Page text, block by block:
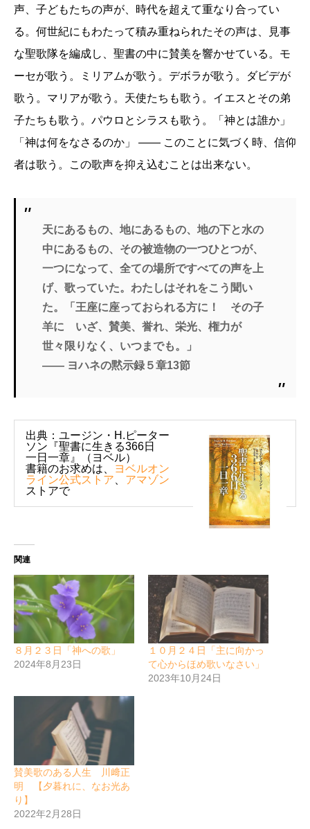
声、子どもたちの声が、時代を超えて重なり合ってい
る。何世紀にもわたって積み重ねられたその声は、見事
な聖歌隊を編成し、聖書の中に賛美を響かせている。モ
ーセが歌う。ミリアムが歌う。デボラが歌う。ダビデが
歌う。マリアが歌う。天使たちも歌う。イエスとその弟
子たちも歌う。パウロとシラスも歌う。「神とは誰か」
「神は何をなさるのか」 ―― このことに気づく時、信仰
者は歌う。この歌声を抑え込むことは出来ない。
天にあるもの、地にあるもの、地の下と水の
中にあるもの、その被造物の一つひとつが、
一つになって、全ての場所ですべての声を上
げ、歌っていた。わたしはそれをこう聞い
た。「王座に座っておられる方に！ その子
羊に いざ、賛美、誉れ、栄光、権力が
世々限りなく、いつまでも。」
―― ヨハネの黙示録５章13節
出典：ユージン・H.ピーター
ソン『聖書に生きる366日
一日一章』（ヨベル）
書籍のお求めは、
ヨベルオン
ライン公式ストア
アマゾン
ストアで
関連
８月２３日「神への歌」
2024年8月23日
１０月２４日「主に向かっ
て心からほめ歌いなさい」
2023年10月24日
賛美歌のある人生 川﨑正
明 【夕暮れに、なお光あ
り】
2022年2月28日